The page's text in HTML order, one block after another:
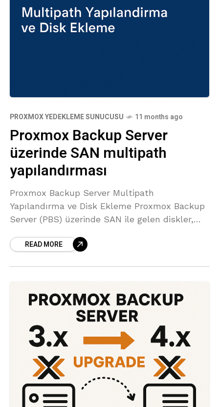
PROXMOX YEDEKLEME SUNUCUSU 11 months ago
Proxmox Backup Server
üzerinde SAN multipath
yapılandırması
Proxmox Backup Server Multipath
Yapılandırma ve Disk Ekleme Proxmox Backup
Server (PBS) üzerinde SAN ile gelen diskler,
gibi görünebilir. Aslında bunlar aynı diskin
READ MORE